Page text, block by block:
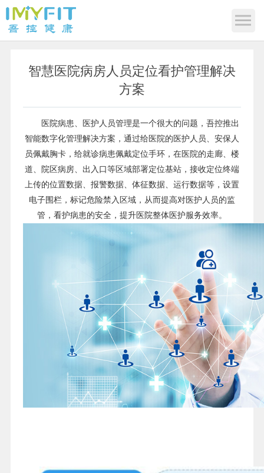
智慧医院病房人员定位看护管理解决
方案
医院病患、医护人员管理是一个很大的问题，吾控推出
智能数字化管理解决方案，通过给医院的医护人员、安保人
员佩戴胸卡，给就诊病患佩戴定位手环，在医院的走廊、楼
道、院区病房、出入口等区域部署定位基站，接收定位终端
上传的位置数据、报警数据、体征数据、运行数据等，设置
电子围栏，标记危险禁入区域，从而提高对医护人员的监
管，看护病患的安全，提升医院整体医护服务效率。